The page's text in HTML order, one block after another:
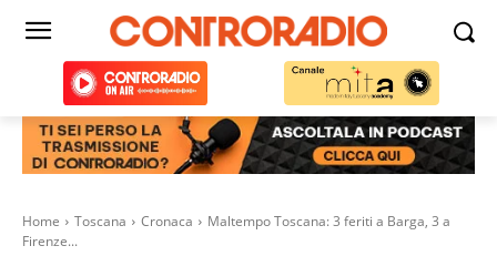
Home Toscana Cronaca
Maltempo Toscana: 3 feriti a Barga, 3 a
Firenze...